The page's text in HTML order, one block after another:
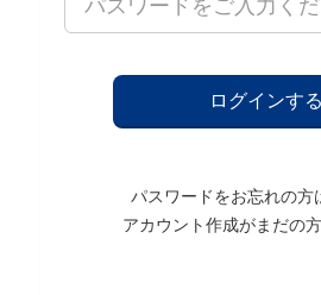
パスワードをお忘れの方
アカウント作成がまだの